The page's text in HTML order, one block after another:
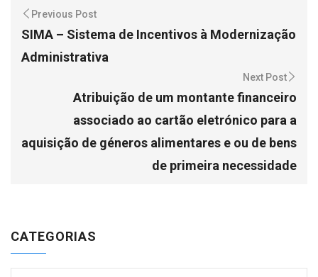
Previous Post
SIMA – Sistema de Incentivos à Modernização
Administrativa
Next Post
Atribuição de um montante financeiro
associado ao cartão eletrónico para a
aquisição de géneros alimentares e ou de bens
de primeira necessidade
CATEGORIAS